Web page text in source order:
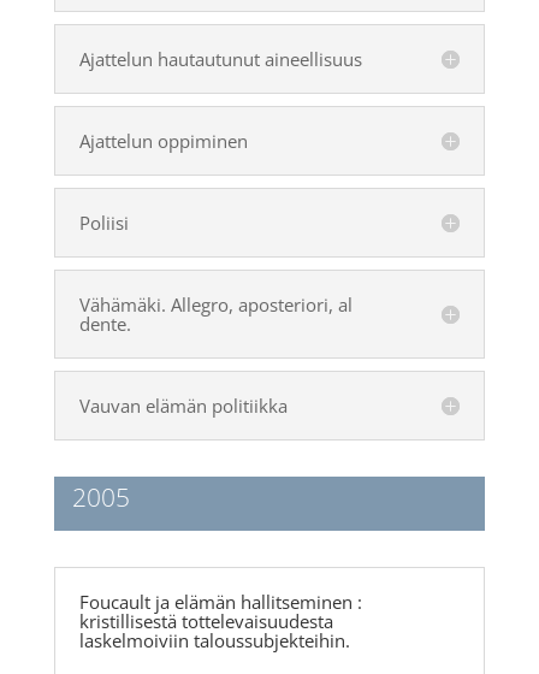
Ajattelun hautautunut aineellisuus
Ajattelun oppiminen
Poliisi
Vähämäki. Allegro, aposteriori, al
dente.
Vauvan elämän politiikka
2005
Foucault ja elämän hallitseminen :
kristillisestä tottelevaisuudesta
laskelmoiviin taloussubjekteihin.